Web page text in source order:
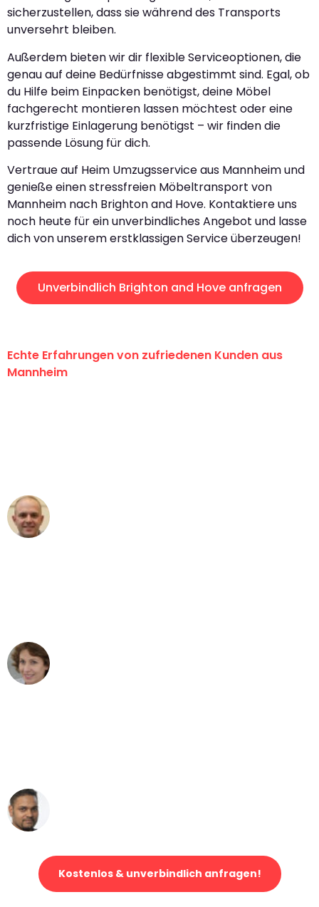
sicherzustellen, dass sie während des Transports
unversehrt bleiben.
Außerdem bieten wir dir flexible Serviceoptionen, die
genau auf deine Bedürfnisse abgestimmt sind. Egal, ob
du Hilfe beim Einpacken benötigst, deine Möbel
fachgerecht montieren lassen möchtest oder eine
kurzfristige Einlagerung benötigst – wir finden die
passende Lösung für dich.
Vertraue auf Heim Umzugsservice aus Mannheim und
genieße einen stressfreien Möbeltransport von
Mannheim nach Brighton and Hove. Kontaktiere uns
noch heute für ein unverbindliches Angebot und lasse
dich von unserem erstklassigen Service überzeugen!
Unverbindlich Brighton and Hove anfragen
Echte Erfahrungen von zufriedenen Kunden aus
Mannheim
Kostenlos & unverbindlich anfragen!